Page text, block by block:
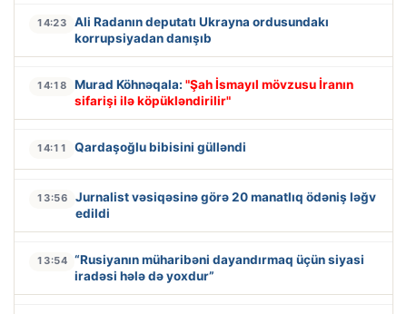
14:23
Ali Radanın deputatı Ukrayna ordusundakı
korrupsiyadan danışıb
14:18 Murad Köhnəqala: "Şah İsmayıl mövzusu İranın
sifarişi ilə köpükləndirilir"
14:11 Qardaşoğlu bibisini gülləndi
13:56
Jurnalist vəsiqəsinə görə 20 manatlıq ödəniş ləğv
edildi
13:54 “Rusiyanın müharibəni dayandırmaq üçün siyasi
iradəsi hələ də yoxdur”